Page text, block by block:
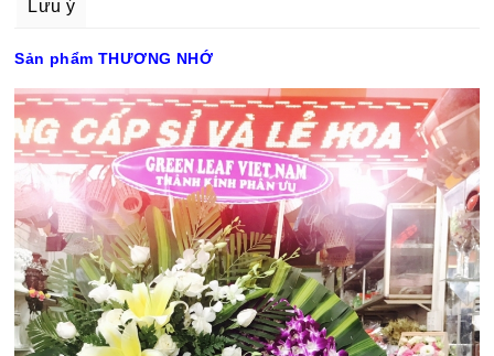
Lưu ý
Sản phẩm THƯƠNG NHỚ